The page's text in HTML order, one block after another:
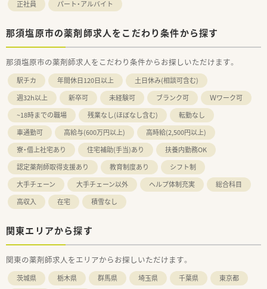
正社員 パート・アルバイト
那須塩原市の薬剤師求人をこだわり条件から探す
那須塩原市の薬剤師求人をこだわり条件からお探しいただけます。
駅チカ 年間休日120日以上
土日休み(相談可含む)
週32h以上
新卒可 未経験可 ブランク可
Ｗワーク可
~18時までの職場
残業なし(ほぼなし含む)
転勤なし
車通勤可
高給与(600万円以上)
高時給(2,500円以上)
寮・借上社宅あり
住宅補助(手当)あり
扶養内勤務OK
認定薬剤師取得支援あり
教育制度あり
シフト制
大手チェーン
大手チェーン以外 ヘルプ体制充実
総合科目
高収入
在宅 積雪なし
関東エリアから探す
関東の薬剤師求人をエリアからお探しいただけます。
茨城県 栃木県 群馬県 埼玉県 千葉県
東京都